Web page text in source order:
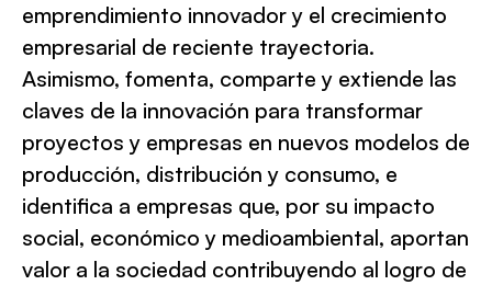
emprendimiento innovador y el crecimiento
empresarial de reciente trayectoria.
Asimismo, fomenta, comparte y extiende las
claves de la innovación para transformar
proyectos y empresas en nuevos modelos de
producción, distribución y consumo, e
identifica a empresas que, por su impacto
social, económico y medioambiental, aportan
valor a la sociedad contribuyendo al logro de